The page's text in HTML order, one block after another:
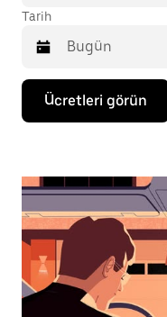
Tarih
Takvimle
etkileşime
geçmek
seçmek
aşağı
ok
tuşuna
basın.
Takvimi
kapatmak
Ücretleri görün